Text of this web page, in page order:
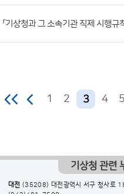
「기상청과 그 소속기관 직제 시행
1 2 3 4 5
기상청 관련
대전 (35208) 대전광역시 서구 청사로